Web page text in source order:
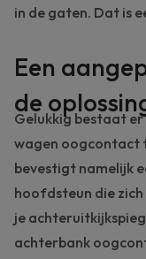
in de gaten. Dat is
Een
de
Gelukkig bestaat
wagen oogcontact
bevestigt namelijk
hoofdsteun die
je
achterbank